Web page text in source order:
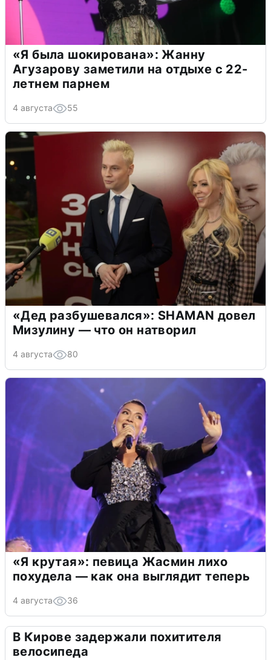
«Я была шокирована»: Жанну
Агузарову заметили на отдыхе с 22-
летнем парнем
4 августа 55
«Дед разбушевался»: SHAMAN довел
Мизулину — что он натворил
4 августа 80
«Я крутая»: певица Жасмин лихо
похудела — как она выглядит теперь
4 августа 36
В Кирове задержали похитителя
велосипеда